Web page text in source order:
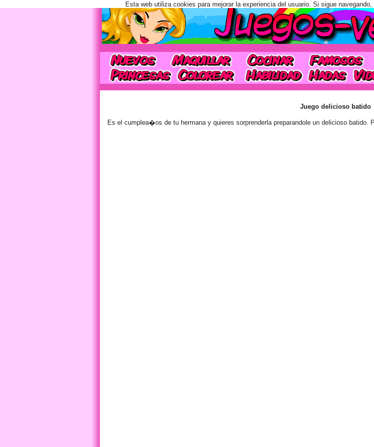
Juego delicioso batido
Es el cumplea�os de tu hermana y quieres sorprenderla preparandole un delicioso
Esta web utiliza cookies para mejorar la experiencia del usuario. Si sigue